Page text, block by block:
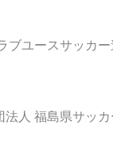
ブユースサッカー
人 福島県サッ